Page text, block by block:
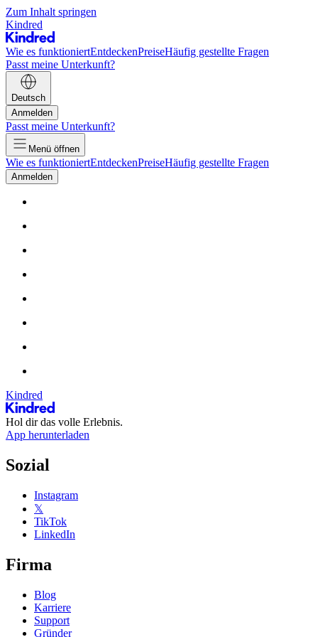
Zum Inhalt springen
Kindred
Wie es funktioniertEntdeckenPreiseHäufig gestellte Fragen
Passt meine Unterkunft?
Deutsch
Anmelden
Passt meine Unterkunft?
Menü öffnen
Wie es funktioniertEntdeckenPreiseHäufig gestellte Fragen
Anmelden
Kindred
Hol dir das volle Erlebnis.
App herunterladen
Sozial
Instagram
𝕏
TikTok
LinkedIn
Firma
Blog
Karriere
Support
Gründer